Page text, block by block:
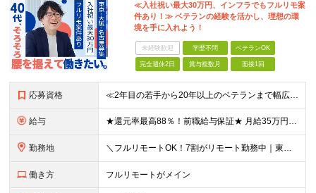
≪入社祝い最大30万円、インフラでもフルリモ案
件あり！≫ ベテランの経験を活かし、理想の環
境を手に入れよう！
未経験歓迎 学歴不問 ベテランOK
完全週休2日 賞与複数月 面接1回
応募資格 ≪2年目の若手から20年以上のベテランまで幅広く活躍！≫ ■インフラエンジニアとしての実務経験をお持ちの方 ┗サーバ・ネットワークいずれかのみでも可 ┗オンプレミスのみ経験者もOK ┗リーダー経験など
給与 ★還元率最高88％！前職給与保証★ 月給35万円～＋賞与年2回 ★還元率は案件単価の76～88％！ ★入社祝い金10～30万円！住宅・在宅・家族など手当充実！ ◎経験・スキルなどを考慮し、優遇し
勤務地 ＼フルリモートOK！7割がリモート勤務中｜東京・愛知・大阪で積極採用中！／ 東京・神奈川・千葉・埼玉、大阪・京都・兵庫・滋賀、愛知などのプロジェクト先、または在宅勤務 ★転勤なし ★希望するエリアで
働き方 フルリモートがメイン